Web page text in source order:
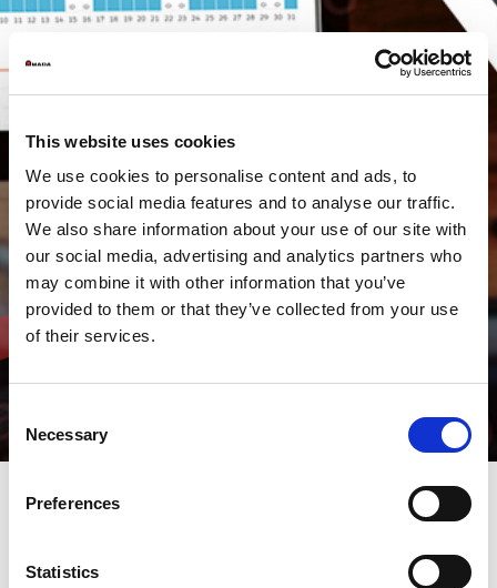
This website uses cookies
We use cookies to personalise content and ads, to
provide social media features and to analyse our traffic.
We also share information about your use of our site with
our social media, advertising and analytics partners who
may combine it with other information that you’ve
provided to them or that they’ve collected from your use
of their services.
Selection
Necessary
Preferences
Statistics